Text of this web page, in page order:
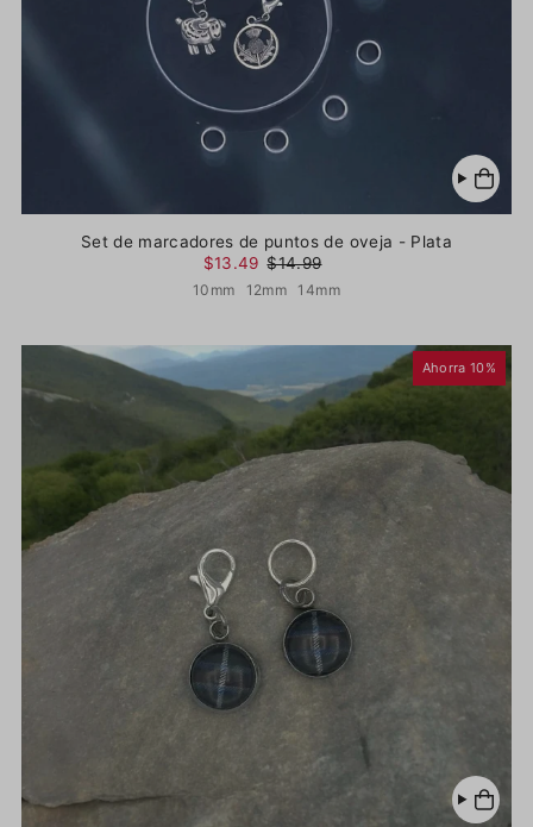
Set de marcadores de puntos de oveja - Plata
$13.49 $14.99
10mm 12mm 14mm
Ahorra 10%